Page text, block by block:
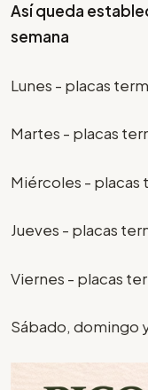
Así queda
semana
Lunes - placas
Martes - placas
Miércoles - placas
Jueves - placas
Viernes - placas
Sábado, domingo